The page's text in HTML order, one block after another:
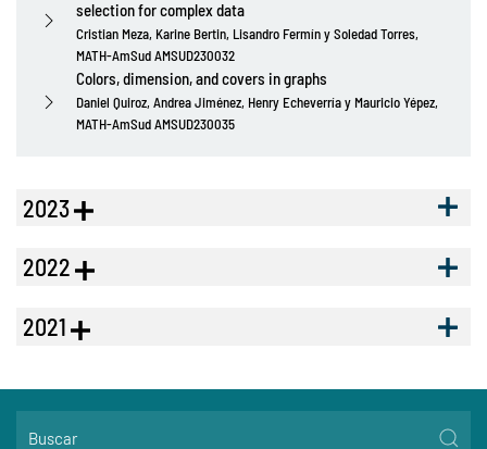
selection for complex data
Cristian Meza, Karine Bertin, Lisandro Fermín y Soledad Torres,
MATH-AmSud AMSUD230032
Colors, dimension, and covers in graphs
Daniel Quiroz, Andrea Jiménez, Henry Echeverría y Mauricio Yépez,
MATH-AmSud AMSUD230035
2023
2022
2021